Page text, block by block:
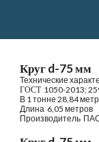
Круг d-75 мм
Технические
ГОСТ 1050-2013;
В 1 тонне 28,84
Длина  6,05 метров
Производитель